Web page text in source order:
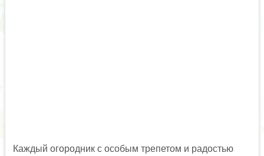
Каждый огородник с особым трепетом и радостью